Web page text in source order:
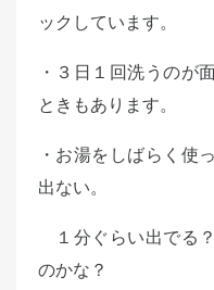
ックしています。
・３日１回洗うのが
ときもあります。
・お湯をしばらく使
出ない。
１分ぐらい出でる
のかな？